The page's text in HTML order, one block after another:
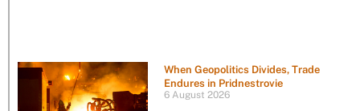
When Geopolitics Divides, Trade
Endures in Pridnestrovie
6 August 2026